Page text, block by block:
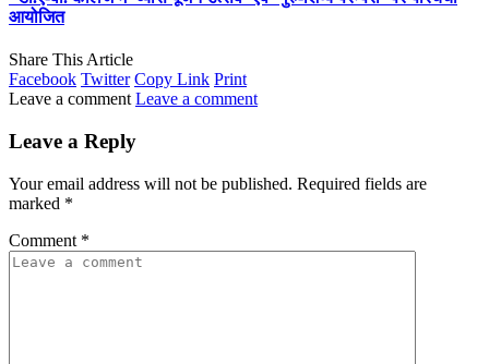
आयोजित
Share This Article
Facebook Twitter Copy Link Print
Leave a comment Leave a comment
Leave a Reply
Your email address will not be published. Required fields are
marked *
Comment *